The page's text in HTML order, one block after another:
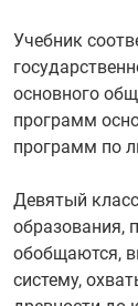
Учебник
основного
программ
программ по
Девятый
образования,
обобщаются,
систему,